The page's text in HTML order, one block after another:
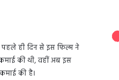
पहले ही दिन से इस फिल्म ने
की थी, वहीं अब इस
की है।